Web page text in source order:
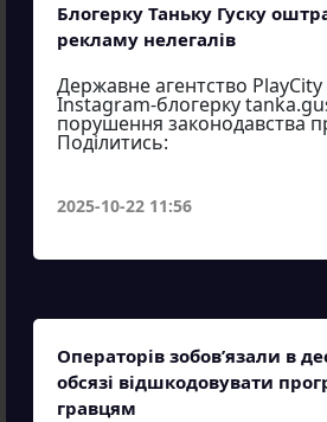
Блогерку Таньку Гуску
рекламу нелегалів
Державне агентство
Instagram-блогерку
порушення законодавства
Поділитись:
2025-10-22 11:56
Операторів зобов’язали в
обсязі відшкодовувати
гравцям